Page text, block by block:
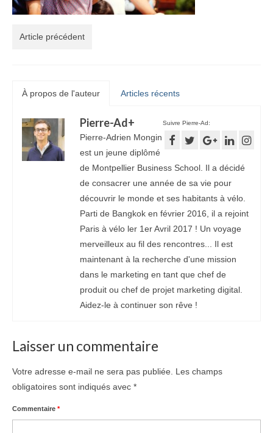
Article précédent
À propos de l'auteur Articles récents
Suivre Pierre-Ad:
Pierre-Ad+
Pierre-Adrien Mongin
est un jeune diplômé
de Montpellier Business School. Il a décidé
de consacrer une année de sa vie pour
découvrir le monde et ses habitants à vélo.
Parti de Bangkok en février 2016, il a rejoint
Paris à vélo ler 1er Avril 2017 ! Un voyage
merveilleux au fil des rencontres... Il est
maintenant à la recherche d'une mission
dans le marketing en tant que chef de
produit ou chef de projet marketing digital.
Aidez-le à continuer son rêve !
Laisser un commentaire
Votre adresse e-mail ne sera pas publiée.
Les champs
obligatoires sont indiqués avec *
Commentaire *